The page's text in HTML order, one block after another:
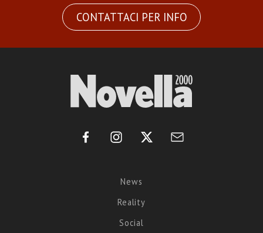
CONTATTACI PER INFO
News
Reality
Social